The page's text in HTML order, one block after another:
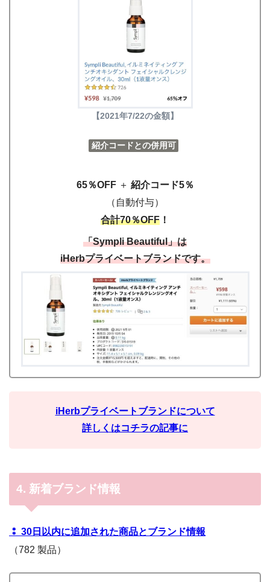
【2021年7/22の金額】
紹介コードとの併用可
65％OFF＋ 紹介コード5％
（自動付与）
合計70％OFF ！
「Sympli Beautiful」は
iHerbプライベートブランドです。
iHerbプライベートブランドについて
詳しくはコチラの記事に
4. 新着ブランド情報
⁑ 30日以内に追加された商品とブランド情報
（782 製品）